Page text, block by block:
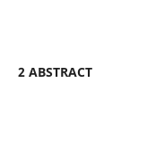
2 ABSTRACT